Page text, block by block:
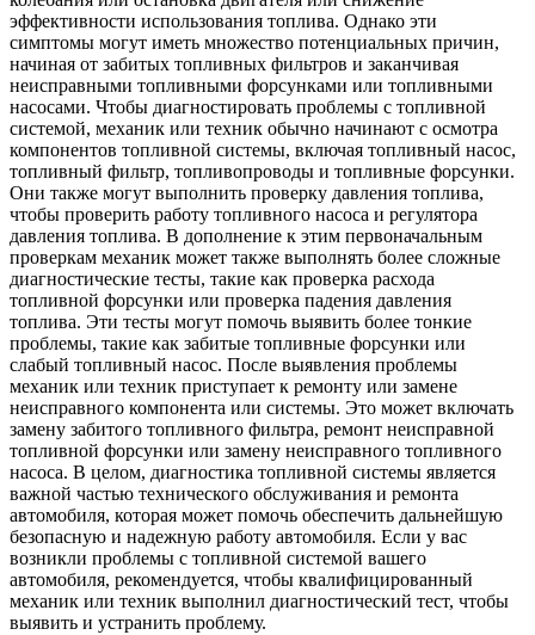
эффективности использования топлива. Однако эти
симптомы могут иметь множество потенциальных причин,
начиная от забитых топливных фильтров и заканчивая
неисправными топливными форсунками или топливными
насосами. Чтобы диагностировать проблемы с топливной
системой, механик или техник обычно начинают с осмотра
компонентов топливной системы, включая топливный насос,
топливный фильтр, топливопроводы и топливные форсунки.
Они также могут выполнить проверку давления топлива,
чтобы проверить работу топливного насоса и регулятора
давления топлива. В дополнение к этим первоначальным
проверкам механик может также выполнять более сложные
диагностические тесты, такие как проверка расхода
топливной форсунки или проверка падения давления
топлива. Эти тесты могут помочь выявить более тонкие
проблемы, такие как забитые топливные форсунки или
слабый топливный насос. После выявления проблемы
механик или техник приступает к ремонту или замене
неисправного компонента или системы. Это может включать
замену забитого топливного фильтра, ремонт неисправной
топливной форсунки или замену неисправного топливного
насоса. В целом, диагностика топливной системы является
важной частью технического обслуживания и ремонта
автомобиля, которая может помочь обеспечить дальнейшую
безопасную и надежную работу автомобиля. Если у вас
возникли проблемы с топливной системой вашего
автомобиля, рекомендуется, чтобы квалифицированный
механик или техник выполнил диагностический тест, чтобы
выявить и устранить проблему.